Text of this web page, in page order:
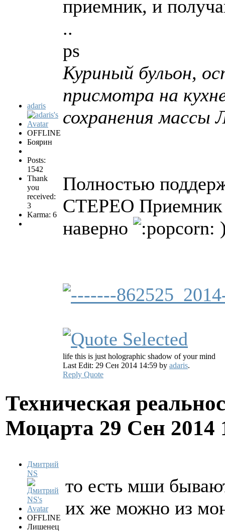
adaris
OFFLINE
Боярин
Posts:
1542
Thank
you
received:
3
Karma: 6
приемник, и
..
ps
Куриный бульон,
присмотра на
сохранения массы
Полностью
СТЕРЕО
наверно
life this is just holographic shadow of your mind
Last Edit: 29 Сен 2014 14:59 by adaris.
Reply Quote
Техническая
Моцарта 29 Сен 2014
Дмитрий
NS
OFFLINE
Лишенец
то есть мши
их же можно из